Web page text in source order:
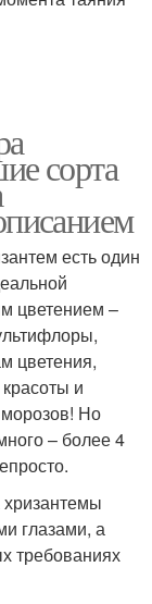
сорта
есть один
цветением –
цветения,
и
морозов! Но
– более 4
глазами, а
требованиях